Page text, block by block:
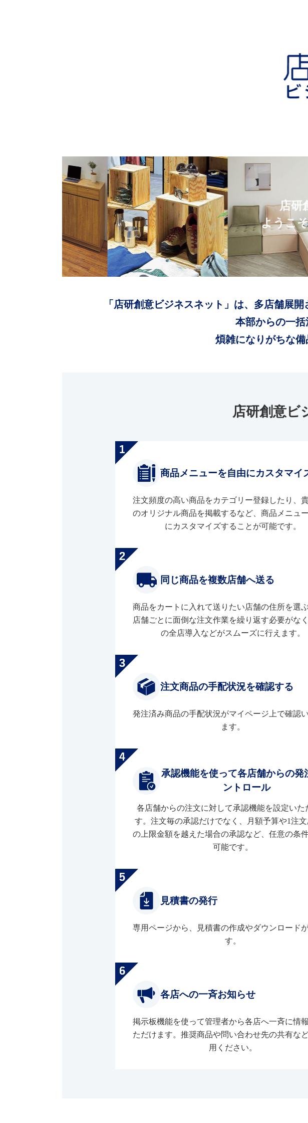
店研
ようこ
「店研創意ビジネスネット」は、多店舗展
本部からの一括
煩雑になりがちな備
店研創意ビ
商品メニューを自由にカスタマイ
注文頻度の高い商品をカテゴリー登録したり、
のオリジナル商品を掲載するなど、商品メニュ
にカスタマイズすることが可能です。
同じ商品を複数店舗へ送る
商品をカートに入れて送りたい店舗の住所を選ぶ
店舗ごとに面倒な注文作業を繰り返す必要がな
の全店導入などがスムーズに行えます。
注文商品の手配状況を確認する
発注済み商品の手配状況がマイページ上で確認
ます。
承認機能を使って各店舗からの発
ントロール
各店舗からの注文に対して承認機能を設定いた
す。注文毎の承認だけでなく、月額予算や1注文
の上限金額を越えた場合の承認など、任意の条
可能です。
見積書の発行
専用ページから、見積書の作成やダウンロード
す。
各店への一斉お知らせ
掲示板機能を使って管理者から各店へ一斉に情
ただけます。推奨商品や問い合わせ先の共有な
用ください。